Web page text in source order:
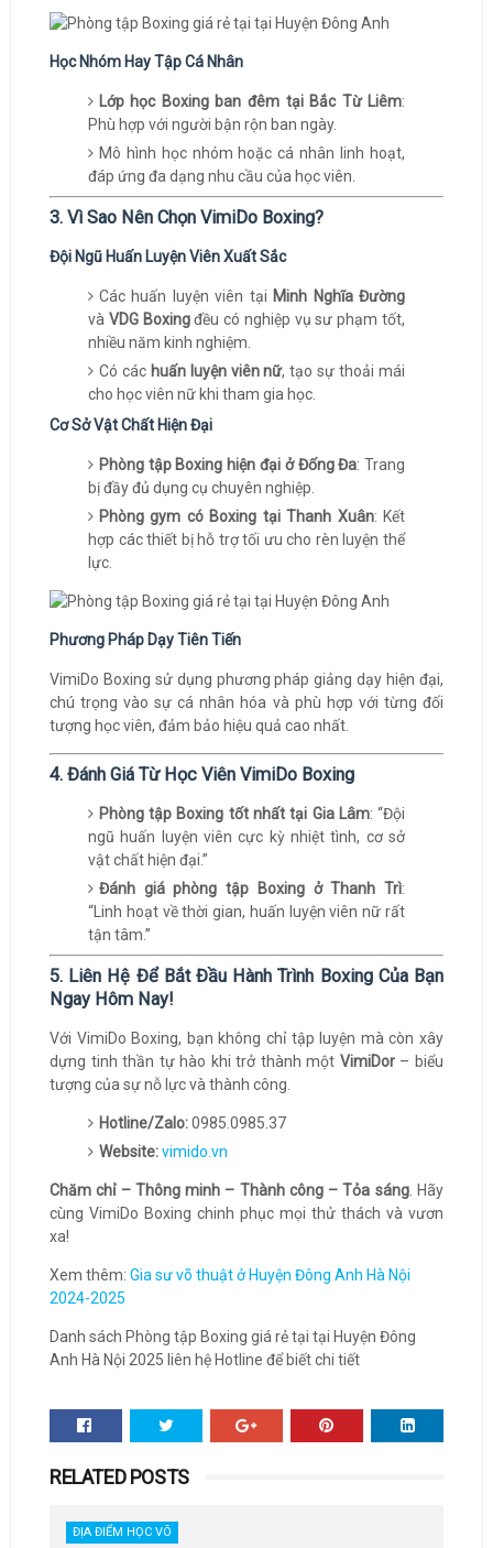
Học Nhóm Hay Tập Cá Nhân
Lớp học Boxing ban đêm tại Bắc Từ Liêm:
Phù hợp với người bận rộn ban ngày.
Mô hình học nhóm hoặc cá nhân linh hoạt,
đáp ứng đa dạng nhu cầu của học viên.
3. Vì Sao Nên Chọn VimiDo Boxing?
Đội Ngũ Huấn Luyện Viên Xuất Sắc
Các huấn luyện viên tại Minh Nghĩa Đường
và VDG Boxingđều có nghiệp vụ sư phạm tốt,
nhiều năm kinh nghiệm.
Có các huấn luyện viên nữ, tạo sự thoải mái
cho học viên nữ khi tham gia học.
Cơ Sở Vật Chất Hiện Đại
Phòng tập Boxing hiện đại ở Đống Đa: Trang
bị đầy đủ dụng cụ chuyên nghiệp.
Phòng gym có Boxing tại Thanh Xuân: Kết
hợp các thiết bị hỗ trợ tối ưu cho rèn luyện thể
lực.
Phương Pháp Dạy Tiên Tiến
VimiDo Boxing sử dụng phương pháp giảng dạy hiện đại,
chú trọng vào sự cá nhân hóa và phù hợp với từng đối
tượng học viên, đảm bảo hiệu quả cao nhất.
4. Đánh Giá Từ Học Viên VimiDo Boxing
Phòng tập Boxing tốt nhất tại Gia Lâm: “Đội
ngũ huấn luyện viên cực kỳ nhiệt tình, cơ sở
vật chất hiện đại.”
Đánh giá phòng tập Boxing ở Thanh Trì:
“Linh hoạt về thời gian, huấn luyện viên nữ rất
tận tâm.”
5. Liên Hệ Để Bắt Đầu Hành Trình Boxing Của Bạn
Ngay Hôm Nay!
Với VimiDo Boxing, bạn không chỉ tập luyện mà còn xây
dựng tinh thần tự hào khi trở thành một VimiDor– biểu
tượng của sự nỗ lực và thành công.
Hotline/Zalo:0985.0985.37
Website:vimido.vn
Chăm chỉ – Thông minh – Thành công – Tỏa sáng. Hãy
cùng VimiDo Boxing chinh phục mọi thử thách và vươn
xa!
Xem thêm: Gia sư võ thuật ở Huyện Đông Anh Hà Nội
2024-2025
Danh sách Phòng tập Boxing giá rẻ tại tại Huyện Đông
Anh Hà Nội 2025 liên hệ Hotline để biết chi tiết
RELATED POSTS
ĐỊA ĐIỂM HỌC VÕ